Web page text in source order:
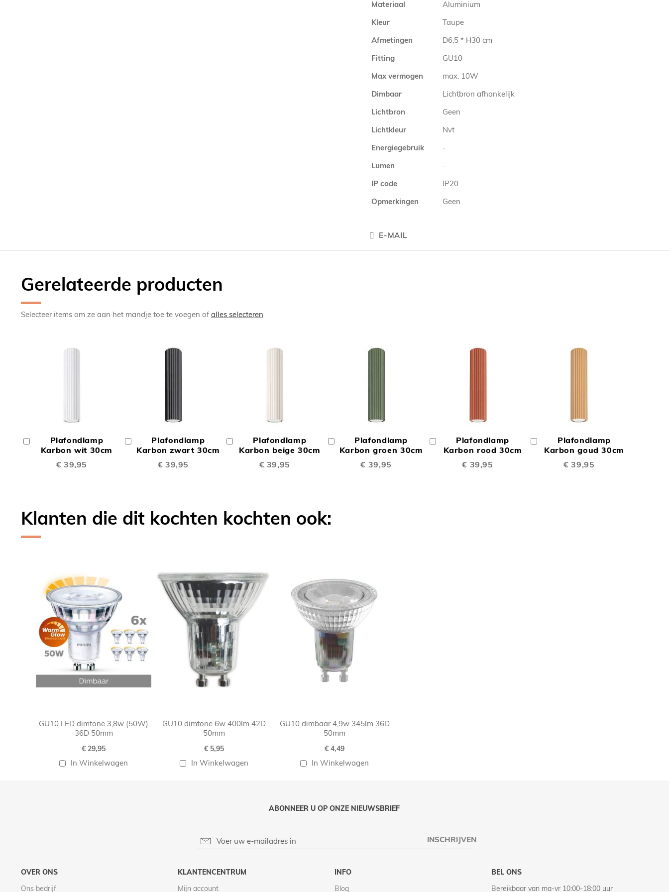
Materiaal
Aluminium
Kleur
Taupe
Afmetingen
D6,5 * H30 cm
Fitting
GU10
Max vermogen
max. 10W
Dimbaar
Lichtbron afhankelijk
Lichtbron
Geen
Lichtkleur
Nvt
Energiegebruik
-
Lumen
-
IP code
IP20
Opmerkingen
Geen
E-MAIL
Gerelateerde producten
Selecteer items om ze aan het mandje toe te voegen of alles selecteren
Plafondlamp
Karbon wit 30cm
€ 39,95
Winkelwagen
TE
Plafondlamp
Karbon zwart 30cm
€ 39,95
Winkelwagen
TE
Plafondlamp
Karbon beige 30cm
€ 39,95
Winkelwagen
TE
Plafondlamp
Karbon groen 30cm
€ 39,95
Winkelwagen
TE
Plafondlamp
Karbon rood 30cm
€ 39,95
Winkelwagen
TE
Plafondlamp
Karbon goud 30cm
€ 39,95
Winkelwagen
TE
Klanten die dit kochten kochten ook:
GU10 LED dimtone 3,8w (50W)
36D 50mm
€ 29,95
In Winkelwagen
GU10 dimtone 6w 400lm 42D
50mm
€ 5,95
In Winkelwagen
GU10 dimbaar 4,9w 345lm 36D
50mm
€ 4,49
In Winkelwagen
ABONNEER U OP ONZE NIEUWSBRIEF
INSCHRIJVEN
OVER ONS
Ons bedrijf
KLANTENCENTRUM
Mijn account
INFO
Blog
BEL ONS
Bereikbaar van ma-vr 10:00-18:00 uur